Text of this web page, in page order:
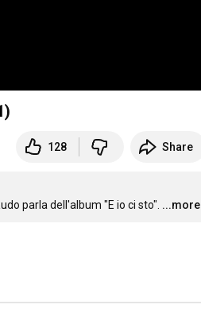
128 Share
parla dell'album "E io ci sto". ...more